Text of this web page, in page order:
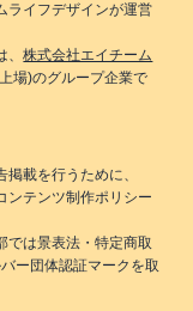
ライフデザインが運営
、株式会社エイチーム
場)のグループ企業で
載を行うために、
ンテンツ制作ポリシー
では景表法・特定商取
ー団体認証マークを取